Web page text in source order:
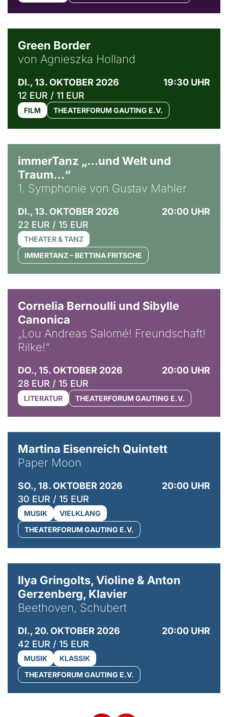
Green Border
von Agnieszka Holland
DI., 13. OKTOBER 2026
19:30 UHR
12 EUR / 11 EUR
FILM THEATERFORUM GAUTING E.V.
immerTanz „…und Welt und
Traum…“
1. Symphonie von Gustav Mahler
DI., 13. OKTOBER 2026
20:00 UHR
22 EUR / 15 EUR
THEATER & TANZ
IMMERTANZ – BETTINA FRITSCHE
Cornelia Bernoulli und Sibylle
Canonica
„Lou Andreas Salomé! Freundschaft!
Rilke!“
DO., 15. OKTOBER 2026
20:00 UHR
28 EUR / 15 EUR
LITERATUR THEATERFORUM GAUTING E.V.
Martina Eisenreich Quintett
Paper Moon
SO., 18. OKTOBER 2026
20:00 UHR
30 EUR / 15 EUR
MUSIK
VIELKLANG
THEATERFORUM GAUTING E.V.
Ilya Gringolts, Violine & Anton
Gerzenberg, Klavier
Beethoven, Schubert
DI., 20. OKTOBER 2026
20:00 UHR
42 EUR / 15 EUR
MUSIK
KLASSIK
THEATERFORUM GAUTING E.V.